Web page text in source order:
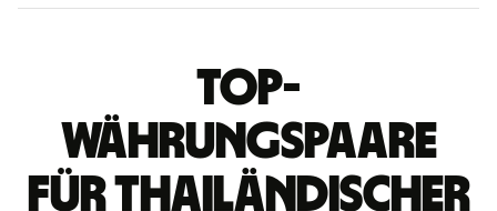
Top-
Währungspaare
für thailändischer